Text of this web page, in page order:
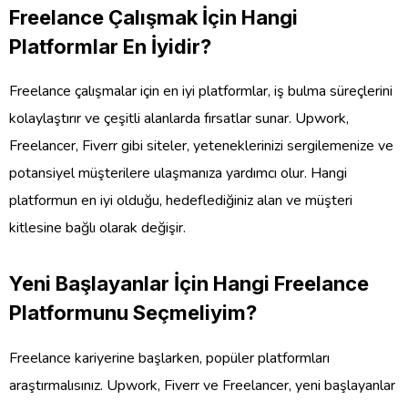
Freelance Çalışmak İçin Hangi
Platformlar En İyidir?
Freelance çalışmalar için en iyi platformlar, iş bulma süreçlerini
kolaylaştırır ve çeşitli alanlarda fırsatlar sunar. Upwork,
Freelancer, Fiverr gibi siteler, yeteneklerinizi sergilemenize ve
potansiyel müşterilere ulaşmanıza yardımcı olur. Hangi
platformun en iyi olduğu, hedeflediğiniz alan ve müşteri
kitlesine bağlı olarak değişir.
Yeni Başlayanlar İçin Hangi Freelance
Platformunu Seçmeliyim?
Freelance kariyerine başlarken, popüler platformları
araştırmalısınız. Upwork, Fiverr ve Freelancer, yeni başlayanlar